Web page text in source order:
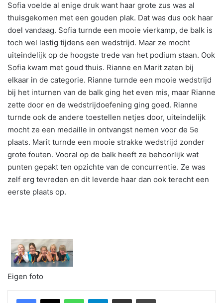
Sofia voelde al enige druk want haar grote zus was al
thuisgekomen met een gouden plak. Dat was dus ook haar
doel vandaag. Sofia turnde een mooie vierkamp, de balk is
toch wel lastig tijdens een wedstrijd. Maar ze mocht
uiteindelijk op de hoogste trede van het podium staan. Ook
Sofia kwam met goud thuis. Rianne en Marit zaten bij
elkaar in de categorie. Rianne turnde een mooie wedstrijd
bij het inturnen van de balk ging het even mis, maar Rianne
zette door en de wedstrijdoefening ging goed. Rianne
turnde ook de andere toestellen netjes door, uiteindelijk
mocht ze een medaille in ontvangst nemen voor de 5e
plaats. Marit turnde een mooie strakke wedstrijd zonder
grote fouten. Vooral op de balk heeft ze behoorlijk wat
punten gepakt ten opzichte van de concurrentie. Ze was
zelf erg tevreden en dit leverde haar dan ook terecht een
eerste plaats op.
Eigen foto
WhatsAppTelegramDelen via Email Print